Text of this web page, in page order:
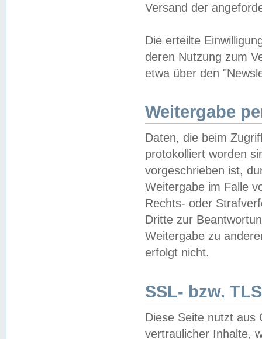
Versand der
Die erteilte
deren Nutzung zum
etwa über den
Weitergabe
Daten, die beim
protokolliert worden
vorgeschrieben ist,
Weitergabe im Falle
Rechts- oder
Dritte zur
Weitergabe zu
erfolgt nicht.
SSL- bzw.
Diese Seite nutzt aus
vertraulicher Inhalte,